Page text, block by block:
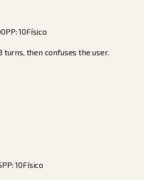
PP:10Físico
then confuses the user.
PP:10Físico